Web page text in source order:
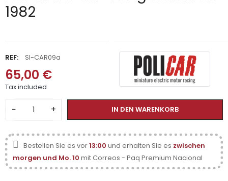
1982
REF: SI-CAR09a
65,00 €
Tax included
− + IN DEN WARENKORB
Bestellen Sie es vor13:00 und erhalten Sie es zwischen
morgen und Mo. 10 mit Correos - Paq Premium Nacional